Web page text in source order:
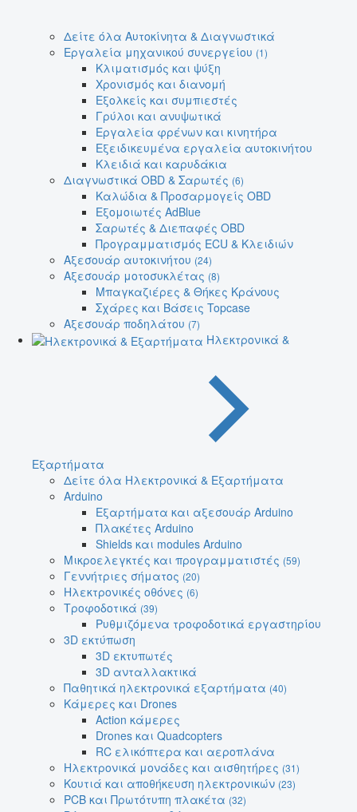
Δείτε όλα Αυτοκίνητα & Διαγνωστικά
Εργαλεία μηχανικού συνεργείου (1)
Κλιματισμός και ψύξη
Χρονισμός και διανομή
Εξολκείς και συμπιεστές
Γρύλοι και ανυψωτικά
Εργαλεία φρένων και κινητήρα
Εξειδικευμένα εργαλεία αυτοκινήτου
Κλειδιά και καρυδάκια
Διαγνωστικά OBD & Σαρωτές (6)
Καλώδια & Προσαρμογείς OBD
Εξομοιωτές AdBlue
Σαρωτές & Διεπαφές OBD
Προγραμματισμός ECU & Κλειδιών
Αξεσουάρ αυτοκινήτου (24)
Αξεσουάρ μοτοσυκλέτας (8)
Μπαγκαζιέρες & Θήκες Κράνους
Σχάρες και Βάσεις Topcase
Αξεσουάρ ποδηλάτου (7)
Ηλεκτρονικά &
Εξαρτήματα
Δείτε όλα Ηλεκτρονικά & Εξαρτήματα
Arduino
Εξαρτήματα και αξεσουάρ Arduino
Πλακέτες Arduino
Shields και modules Arduino
Μικροελεγκτές και προγραμματιστές (59)
Γεννήτριες σήματος (20)
Ηλεκτρονικές οθόνες (6)
Τροφοδοτικά (39)
Ρυθμιζόμενα τροφοδοτικά εργαστηρίου
3D εκτύπωση
3D εκτυπωτές
3D ανταλλακτικά
Παθητικά ηλεκτρονικά εξαρτήματα (40)
Κάμερες και Drones
Action κάμερες
Drones και Quadcopters
RC ελικόπτερα και αεροπλάνα
Ηλεκτρονικά μονάδες και αισθητήρες (31)
Κουτιά και αποθήκευση ηλεκτρονικών (23)
PCB και Πρωτότυπη πλακέτα (32)